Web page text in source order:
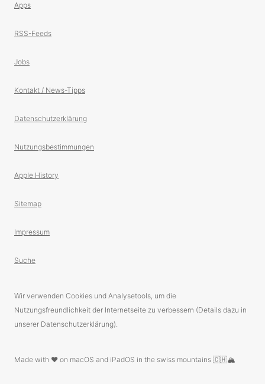
Apps
RSS-Feeds
Jobs
Kontakt / News-Tipps
Datenschutzerklärung
Nutzungsbestimmungen
Apple History
Sitemap
Impressum
Suche
Wir verwenden Cookies und Analysetools, um die
Nutzungsfreundlichkeit der Internetseite zu verbessern (Details dazu in
unserer Datenschutzerklärung).
Made with ❤️ on macOS and iPadOS in the swiss mountains 🇨🇭🏔